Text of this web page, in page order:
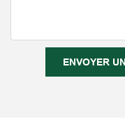
ENVOYER